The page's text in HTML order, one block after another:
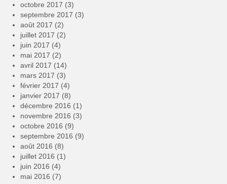
octobre 2017 (3)
septembre 2017 (3)
août 2017 (2)
juillet 2017 (2)
juin 2017 (4)
mai 2017 (2)
avril 2017 (14)
mars 2017 (3)
février 2017 (4)
janvier 2017 (8)
décembre 2016 (1)
novembre 2016 (3)
octobre 2016 (9)
septembre 2016 (9)
août 2016 (8)
juillet 2016 (1)
juin 2016 (4)
mai 2016 (7)